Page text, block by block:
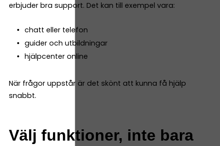
erbjuder bra support. Det kan till exempel vara:
chatt eller telefon
guider och utbildningar
hjälpcenter online
När frågor uppstår är det skönt att kunna få hjälp
snabbt.
Välj funktioner, inte bara